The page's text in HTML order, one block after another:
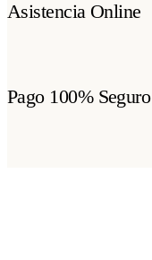
Asistencia Online
Pago 100% Seguro